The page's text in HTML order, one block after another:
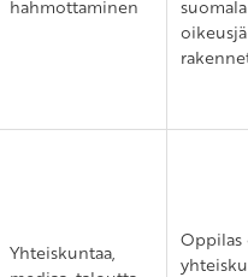
hahmottaminen
Yhteiskuntaa,
Oppilas